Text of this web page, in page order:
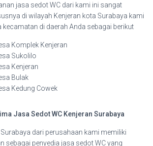
jasa sedot WC dari kami ini sangat
di wilayah Kenjeran kota Surabaya kami
di daerah Anda sebagai berikut
Komplek Kenjeran
Sukolilo
Kenjeran
Bulak
Kedung Cowek
Jasa Sedot WC Kenjeran Surabaya
Surabaya dari perusahaan kami memiliki
sebagai penyedia jasa sedot WC yang